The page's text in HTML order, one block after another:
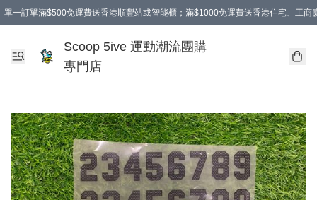
單一訂單滿$500免運費送香港順豐站或智能櫃；滿$1000免運費送香港住宅、工商
Scoop 5ive 運動潮流團購
專門店